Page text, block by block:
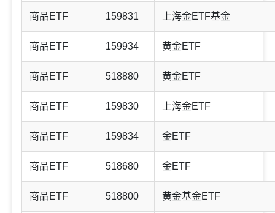
商品ETF 159831 上海金ETF基金
商品ETF 159934 黄金ETF
商品ETF 518880 黄金ETF
商品ETF 159830 上海金ETF
商品ETF 159834 金ETF
商品ETF 518680 金ETF
商品ETF 518800 黄金基金ETF